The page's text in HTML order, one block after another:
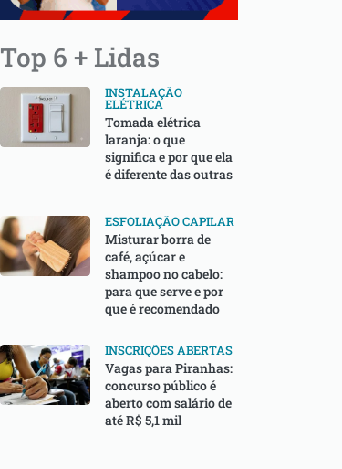
Top 6 + Lidas
INSTALAÇÃO
ELÉTRICA
Tomada elétrica
laranja: o que
significa e por que ela
é diferente das outras
ESFOLIAÇÃO CAPILAR
Misturar borra de
café, açúcar e
shampoo no cabelo:
para que serve e por
que é recomendado
INSCRIÇÕES ABERTAS
Vagas para Piranhas:
concurso público é
aberto com salário de
até R$ 5,1 mil